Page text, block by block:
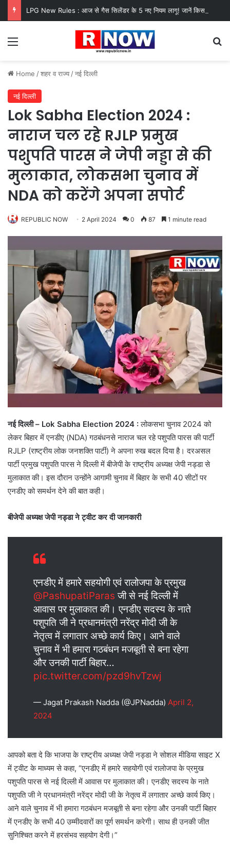
Menu
Home /शहर व राज्य /नई दिल्ली
नई दिल्ली
Lok Sabha Election 2024 :
नाराज चल रहे RJLP प्रमुख
पशुपति पारस ने जेपी नड्डा से की
मुलाकात, लोकसभा चुनाव में
NDA को करेंगे अपना सपोर्ट
REPUBLIC NOW 2 April 2024 0 87 1 minute read
नई दिल्ली – Lok Sabha Election 2024 :लोकसभा चुनाव 2024 को
लेकर बिहार में एनडीए (NDA) गठबंधनसे नाराज चल रहे पशुपति पारस की पार्टी
RJLP (राष्ट्रीय लोक जनशक्ति पार्टी) ने अपना रुख बदल दिया है। दरअसल
पार्टी प्रमुख पशुपति पारस ने दिल्ली में बीजेपी के राष्ट्रीय अध्यक्ष जेपी नड्डा से
मुलाकात की। इस दौरान उन्होंने आगामी चुनाव में बिहार के सभी 40 सीटों पर
एनडीए को समर्थन देने की बात कही।
बीजेपी अध्यक्ष जेपी नड्डा ने ट्वीट कर दी जानकारी
एनडीए में हमारे सहयोगी एवं रालोजपा के प्रमुख
@PashupatiParas जी से नई दिल्ली में
आवास पर मुलाकात की। एनडीए सदस्य के नाते
पशुपति जी ने प्रधानमंत्री नरेंद्र मोदी जी के
नेतृत्व में लगातार अच्छे कार्य किए। आने वाले
चुनाव में भी हमारा गठबंधन मजबूती से बना रहेगा
और उनकी पार्टी बिहार…
pic.twitter.com/pzd9hvTzwj
— Jagat Prakash Nadda (@JPNadda) April 2,
2024
आपको बता दे कि भाजपा के राष्ट्रीय अध्यक्ष जेपी नड्डा ने सोशल मीडिया साइट X
में ट्वीट के माध्यम से कहा, “एनडीए में हमारे सहयोगी एवं रालोजपा के प्रमुख
पशुपति पारस से नई दिल्ली में आवास पर मुलाकात की। एनडीए सदस्य के नाते
पशुपति जी ने प्रधानमंत्री नरेंद्र मोदी जी के नेतृत्व में लगातार अच्छे कार्य किए।
आने वाले चुनाव में भी हमारा गठबंधन मजबूती से बना रहेगा और उनकी पार्टी बिहार
में एनडीए के सभी 40 उम्मीदवारों का पूर्ण समर्थन करेगी। साथ ही उनकी जीत
सुनिश्चित करने में हरसंभव सहयोग देगी।”